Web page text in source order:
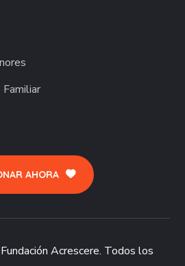
AHORA
Acrescere. Todos los